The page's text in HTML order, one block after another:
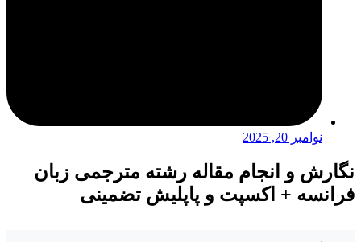
نوامبر 20, 2025
نگارش و انجام مقاله رشته مترجمی زبان
فرانسه + اکسپت و پاپلیش تضمینی